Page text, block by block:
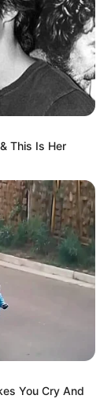
This Is Her
You Cry And